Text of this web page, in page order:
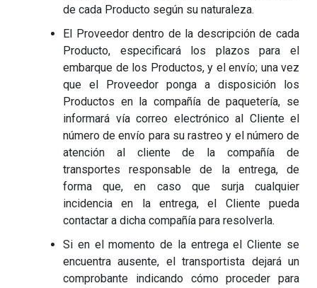
de cada Producto según su naturaleza.
El Proveedor dentro de la descripción de cada
Producto, especificará los plazos para el
embarque de los Productos, y el envío; una vez
que el Proveedor ponga a disposición los
Productos en la compañía de paquetería, se
informará vía correo electrónico al Cliente el
número de envío para su rastreo y el número de
atención al cliente de la compañía de
transportes responsable de la entrega, de
forma que, en caso que surja cualquier
incidencia en la entrega, el Cliente pueda
contactar a dicha compañía para resolverla.
Si en el momento de la entrega el Cliente se
encuentra ausente, el transportista dejará un
comprobante indicando cómo proceder para